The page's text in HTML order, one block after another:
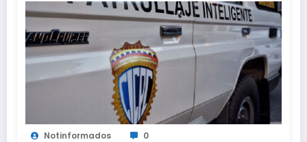
Notinformados 0